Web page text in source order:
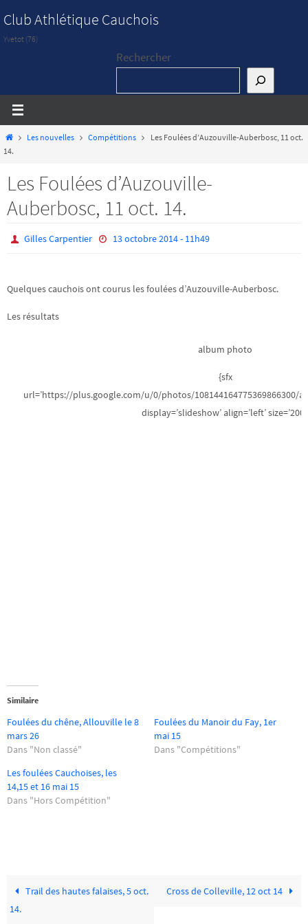
vers
le
Club Athlétique Cauchois
Yvetot (76)
Rechercher
HomeLes nouvelles Compétitions
Les Foulées d’Auzouville-Auberbosc, 11 oct.
14.
Les Foulées d’Auzouville-
Auberbosc, 11 oct. 14.
Gilles Carpentier 13 octobre 2014 - 11h49
Quelques cauchois ont courus les foulées d’Auzouville-Auberbosc.
Les résultats
album photo
{sfx
url=’https://plus.google.com/u/0/photos/108144164775369866300/
display=’slideshow’ align=’left’
Similaire
Foulées du chêne, Allouville le 8
mars 26
Dans "Non classé"
Foulées du Manoir du Fay, 1er
mai 15
Dans "Compétitions"
Les foulées Cauchoises, les
14,15 et 16 mai 15
Dans "Hors Compétition"
Trail des hautes falaises, 5 oct.
14.
Cross de Colleville, 12 oct 14